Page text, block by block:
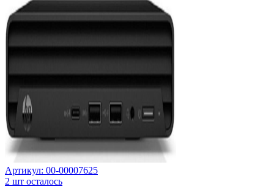
Артикул: 00-00007625
2 шт осталось